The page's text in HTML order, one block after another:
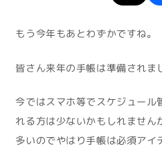
もう今年もあとわずかですね。
皆さん来年の手帳は準備されま
今ではスマホ等でスケジュール
れる方は少ないかもしれません
多いのでやはり手帳は必須アイ